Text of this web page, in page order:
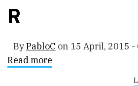
R
ByPabloC on 15 April, 2015 -
Read more